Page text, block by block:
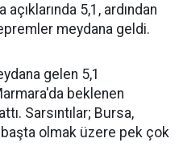
5,1, ardından
meydana geldi.
gelen 5,1
beklenen
Sarsıntılar; Bursa,
olmak üzere pek çok